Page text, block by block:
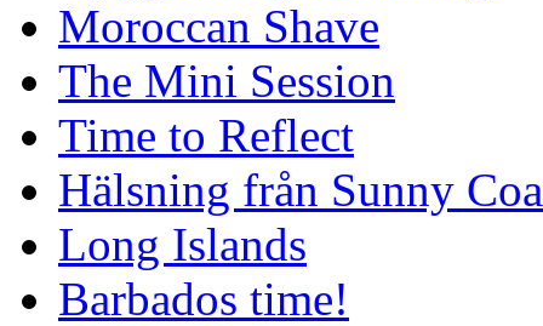
Moroccan Shave
The Mini Session
Time to Reflect
Hälsning från Sunny
Long Islands
Barbados time!